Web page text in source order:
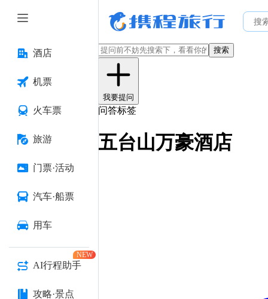
酒店
机票
火车票
旅游
门票·活动
汽车·船票
用车
AI行程助手
NEW
攻略·景点
搜索
我要提问
问答标签
五台山万豪酒店